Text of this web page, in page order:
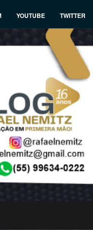
YOUTUBE TWITTER